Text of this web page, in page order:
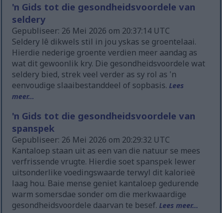
'n Gids tot die gesondheidsvoordele van
seldery
Gepubliseer: 26 Mei 2026 om 20:37:14 UTC
Seldery lê dikwels stil in jou yskas se groentelaai.
Hierdie nederige groente verdien meer aandag as
wat dit gewoonlik kry. Die gesondheidsvoordele wat
seldery bied, strek veel verder as sy rol as 'n
eenvoudige slaaibestanddeel of sopbasis.Lees
meer...
'n Gids tot die gesondheidsvoordele van
spanspek
Gepubliseer: 26 Mei 2026 om 20:29:32 UTC
Kantaloep staan uit as een van die natuur se mees
verfrissende vrugte. Hierdie soet spanspek lewer
uitsonderlike voedingswaarde terwyl dit kalorieë
laag hou. Baie mense geniet kantaloep gedurende
warm somersdae sonder om die merkwaardige
gesondheidsvoordele daarvan te besef.Lees meer...